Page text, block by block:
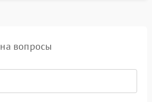
вопросы